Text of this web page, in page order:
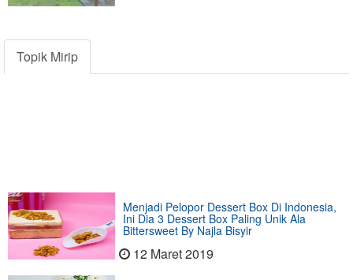
Topik Mirip
Menjadi Pelopor Dessert Box Di Indonesia,
Ini Dia 3 Dessert Box Paling Unik Ala
Bittersweet By Najla Bisyir
12 Maret 2019